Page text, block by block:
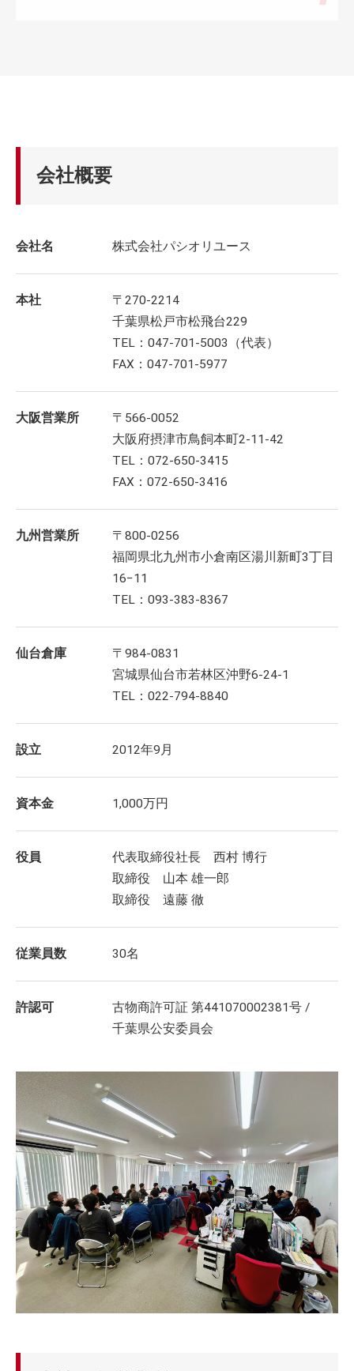
会社概要
会社名 株式会社パシオリユース
本社
〒270-2214
千葉県松戸市松飛台229
TEL：047-701-5003（代表）
FAX：047-701-5977
大阪営業所
〒566-0052
大阪府摂津市鳥飼本町2-11-42
TEL：072-650-3415
FAX：072-650-3416
九州営業所
〒800-0256
福岡県北九州市小倉南区湯川新町3丁目
16−11
TEL：093-383-8367
仙台倉庫
〒984-0831
宮城県仙台市若林区沖野6-24-1
TEL：022-794-8840
設立 2012年9月
資本金 1,000万円
役員
代表取締役社長 西村 博行
取締役 山本 雄一郎
取締役 遠藤 徹
従業員数 30名
許認可
古物商許可証 第441070002381号 /
千葉県公安委員会